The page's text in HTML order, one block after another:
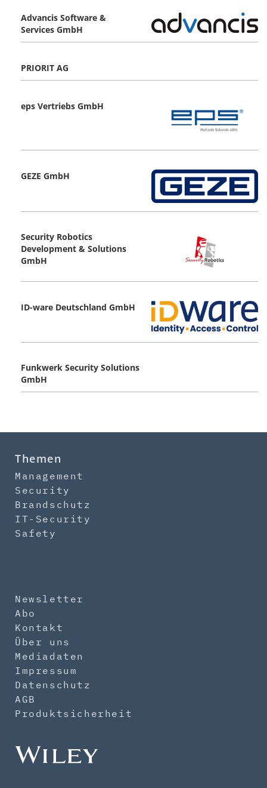
Advancis Software &
Services GmbH
PRIORIT AG
eps Vertriebs GmbH
GEZE GmbH
Security Robotics
Development & Solutions
GmbH
ID-ware Deutschland GmbH
Funkwerk Security Solutions
GmbH
Themen
Management
Security
Brandschutz
IT-Security
Safety
Newsletter
Abo
Kontakt
Über uns
Mediadaten
Impressum
Datenschutz
AGB
Produktsicherheit